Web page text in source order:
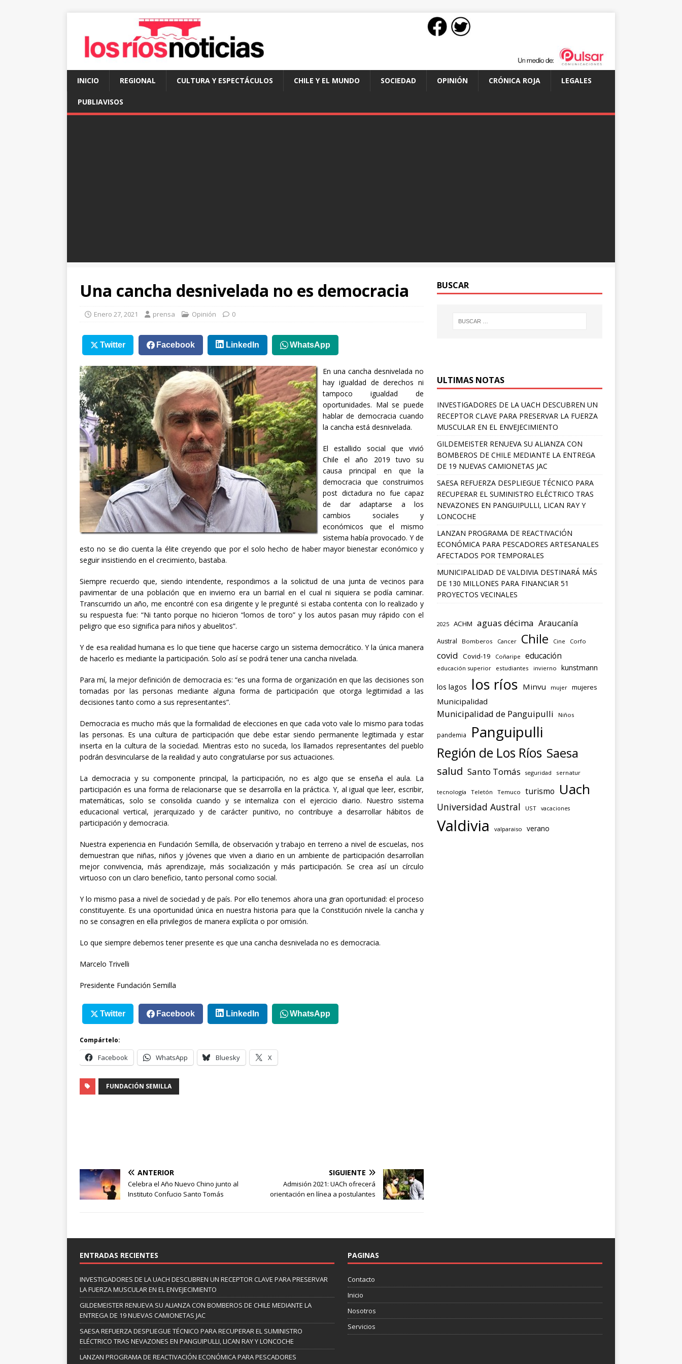
INICIO REGIONAL CULTURA Y ESPECTÁCULOS CHILE Y EL MUNDO SOCIEDAD OPINIÓN CRÓNICA ROJA LEGALES
PUBLIAVISOS
Una cancha desnivelada no es democracia
Enero 27, 2021 prensa Opinión 0
Twitter Facebook LinkedIn WhatsApp
En una cancha desnivelada no
hay igualdad de derechos ni
tampoco igualdad de
oportunidades. Mal se puede
hablar de democracia cuando
la cancha está desnivelada.
El estallido social que vivió
Chile el año 2019 tuvo su
causa principal en que la
democracia que construimos
post dictadura no fue capaz
de dar adaptarse a los
cambios sociales y
económicos que el mismo
sistema había provocado. Y de
esto no se dio cuenta la élite creyendo que por el solo hecho de haber mayor bienestar económico y
seguir insistiendo en el crecimiento, bastaba.
Siempre recuerdo que, siendo intendente, respondimos a la solicitud de una junta de vecinos para
pavimentar de una población que en invierno era un barrial en el cual ni siquiera se podía caminar.
Transcurrido un año, me encontré con esa dirigente y le pregunté si estaba contenta con lo realizado y
su respuesta fue: “Ni tanto porque no hicieron “lomos de toro” y los autos pasan muy rápido con el
peligro que eso significa para niños y abuelitos”.
Y de esa realidad humana es lo que tiene que hacerse cargo un sistema democrático. Y la única manera
de hacerlo es mediante la participación. Solo así se podrá tener una cancha nivelada.
Para mí, la mejor definición de democracia es: “es una forma de organización en que las decisiones son
tomadas por las personas mediante alguna forma de participación que otorga legitimidad a las
decisiones tanto como a sus representantes”.
Democracia es mucho más que la formalidad de elecciones en que cada voto vale lo mismo para todas
las personas. Es una cultura de participación que debe estar siendo permanente legitimada y estar
inserta en la cultura de la sociedad. Mientras esto no suceda, los llamados representantes del pueblo
podrán desvincularse de la realidad y auto congratularse por sus actuaciones.
La democracia y su componente principal, la participación, no es algo que se enseña el aula. La
participación es una forma de relacionarse que se desarrolla en la práctica. Y, al igual que leer, escribir,
matemáticas, solo se consolida cuando y se internaliza con el ejercicio diario. Nuestro sistema
educacional vertical, jerarquizado y de carácter punitivo, no contribuye a desarrollar hábitos de
participación y democracia.
Nuestra experiencia en Fundación Semilla, de observación y trabajo en terreno a nivel de escuelas, nos
demuestran que niñas, niños y jóvenes que viven a diario en un ambiente de participación desarrollan
mejor convivencia, más aprendizaje, más socialización y más participación. Se crea así un círculo
virtuoso con un claro beneficio, tanto personal como social.
Y lo mismo pasa a nivel de sociedad y de país. Por ello tenemos ahora una gran oportunidad: el proceso
constituyente. Es una oportunidad única en nuestra historia para que la Constitución nivele la cancha y
no se consagren en ella privilegios de manera explícita o por omisión.
Lo que siempre debemos tener presente es que una cancha desnivelada no es democracia.
Marcelo Trivelli
Presidente Fundación Semilla
Twitter Facebook LinkedIn WhatsApp
Compártelo:
Facebook WhatsApp Bluesky X
FUNDACIÓN SEMILLA
ANTERIOR
Celebra el Año Nuevo Chino junto al
Instituto Confucio Santo Tomás
SIGUIENTE
Admisión 2021: UACh ofrecerá
orientación en línea a postulantes
BUSCAR
ULTIMAS NOTAS
INVESTIGADORES DE LA UACH DESCUBREN UN
RECEPTOR CLAVE PARA PRESERVAR LA FUERZA
MUSCULAR EN EL ENVEJECIMIENTO
GILDEMEISTER RENUEVA SU ALIANZA CON
BOMBEROS DE CHILE MEDIANTE LA ENTREGA
DE 19 NUEVAS CAMIONETAS JAC
SAESA REFUERZA DESPLIEGUE TÉCNICO PARA
RECUPERAR EL SUMINISTRO ELÉCTRICO TRAS
NEVAZONES EN PANGUIPULLI, LICAN RAY Y
LONCOCHE
LANZAN PROGRAMA DE REACTIVACIÓN
ECONÓMICA PARA PESCADORES ARTESANALES
AFECTADOS POR TEMPORALES
MUNICIPALIDAD DE VALDIVIA DESTINARÁ MÁS
DE 130 MILLONES PARA FINANCIAR 51
PROYECTOS VECINALES
2025 ACHM aguas décima Araucanía
Austral Bomberos Cancer Chile Cine Corfo
covid Covid-19 Coñaripe educación
educación superior estudiantes invierno kunstmann
los lagos los ríos Minvu mujer mujeres
Municipalidad
Municipalidad de Panguipulli Niños
pandemia Panguipulli
Región de Los Ríos Saesa
salud Santo Tomás seguridad sernatur
tecnología Teletón Temuco turismo Uach
Universidad Austral UST vacaciones
Valdivia valparaiso verano
ENTRADAS RECIENTES
INVESTIGADORES DE LA UACH DESCUBREN UN RECEPTOR CLAVE PARA PRESERVAR
LA FUERZA MUSCULAR EN EL ENVEJECIMIENTO
GILDEMEISTER RENUEVA SU ALIANZA CON BOMBEROS DE CHILE MEDIANTE LA
ENTREGA DE 19 NUEVAS CAMIONETAS JAC
SAESA REFUERZA DESPLIEGUE TÉCNICO PARA RECUPERAR EL SUMINISTRO
ELÉCTRICO TRAS NEVAZONES EN PANGUIPULLI, LICAN RAY Y LONCOCHE
LANZAN PROGRAMA DE REACTIVACIÓN ECONÓMICA PARA PESCADORES
PAGINAS
Contacto
Inicio
Nosotros
Servicios